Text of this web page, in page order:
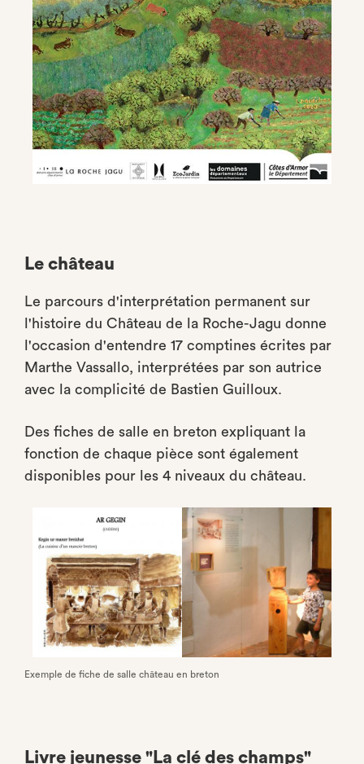
Le château
Le parcours d'interprétation permanent sur
l'histoire du Château de la Roche-Jagu donne
l'occasion d'entendre 17 comptines écrites par
Marthe Vassallo, interprétées par son autrice
avec la complicité de Bastien Guilloux.
Des fiches de salle en breton expliquant la
fonction de chaque pièce sont également
disponibles pour les 4 niveaux du château.
Exemple de fiche de salle château en breton
Livre jeunesse "La clé des champs"